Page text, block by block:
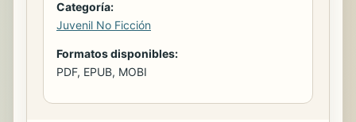
Categoría:
Juvenil No Ficción
Formatos disponibles:
PDF, EPUB, MOBI